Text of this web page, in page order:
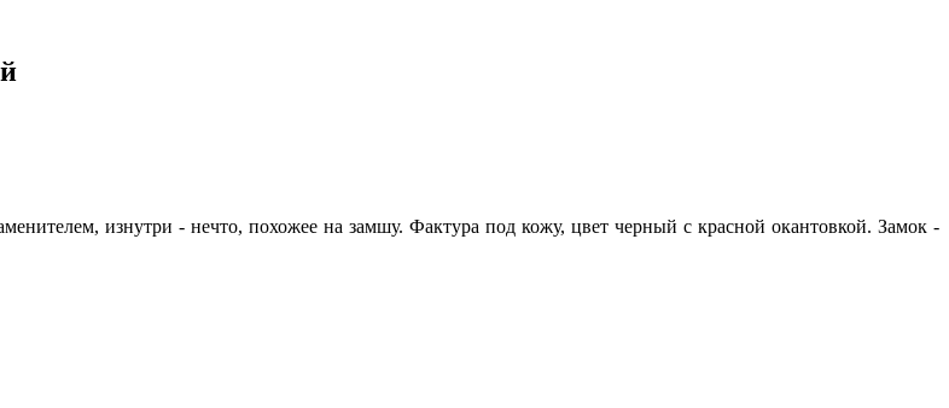
изнутри - нечто, похожее на замшу. Фактура под кожу, цвет черный с красной окантовкой. Замок -